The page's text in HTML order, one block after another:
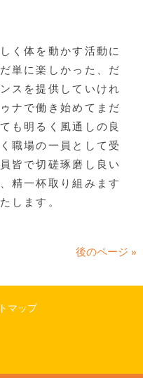
く体を動かす活動に
単に楽しかった、だ
スを提供していけれ
ナで働き始めてまだ
も明るく風通しの良
職場の一員として受
皆で切磋琢磨し良い
精一杯取り組みます
します。
後のページ »
マップ